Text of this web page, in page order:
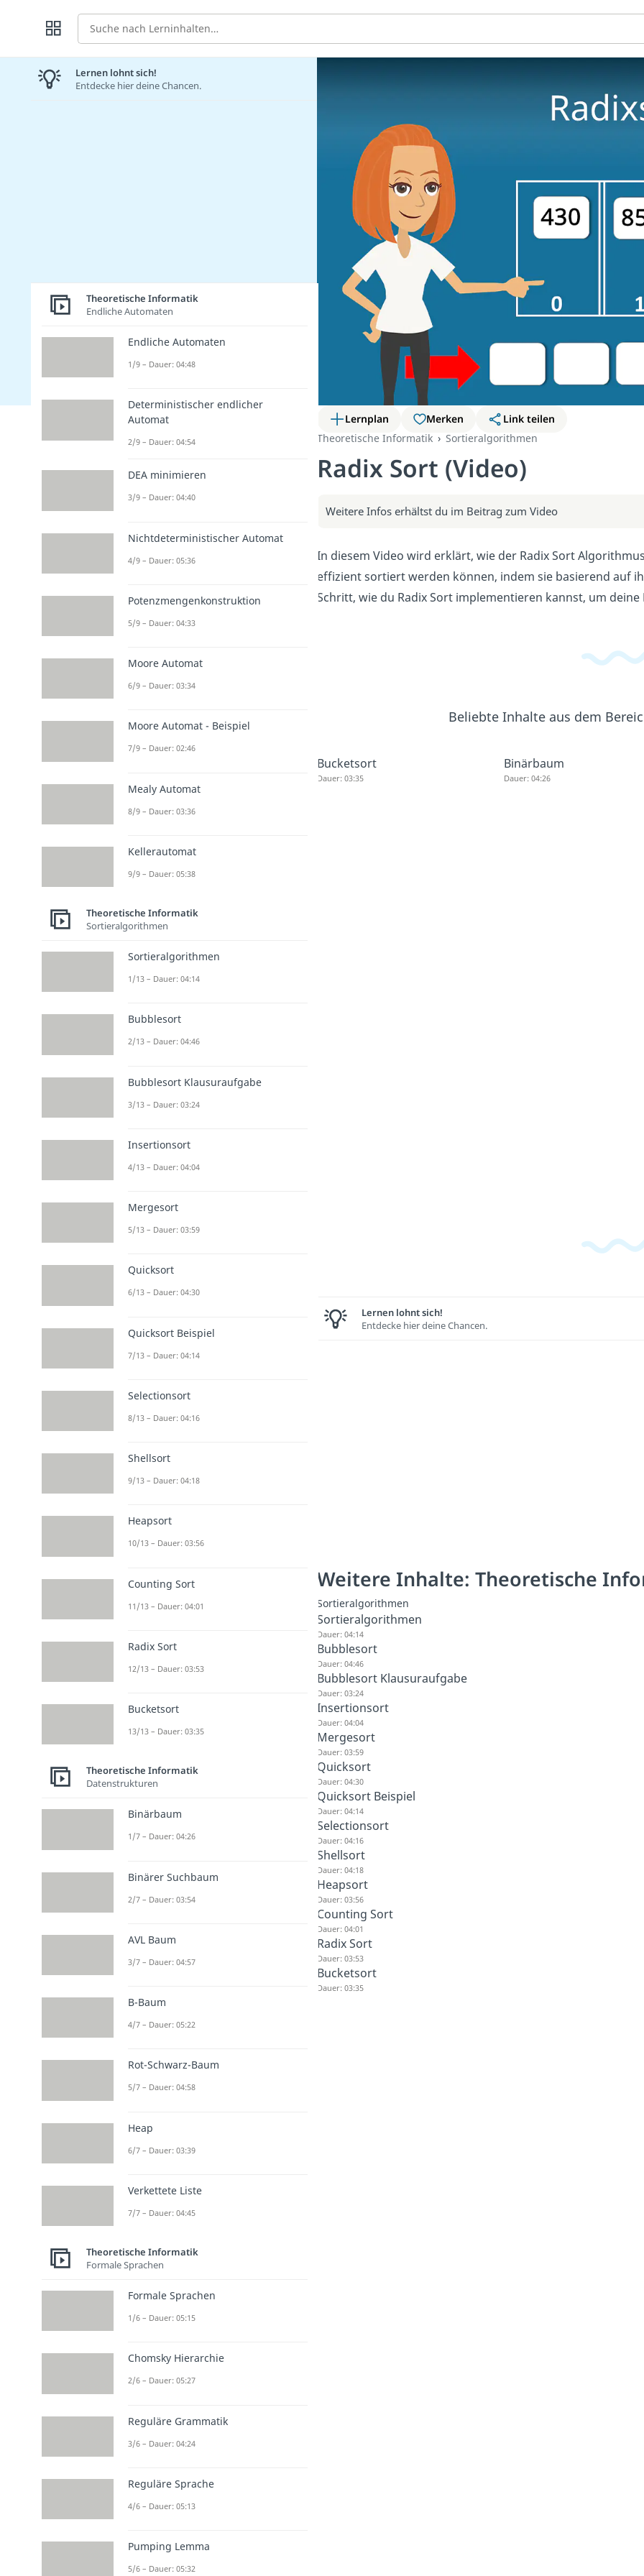
Suche
Lernplan Merken
Link teilen
Theoretische Informatik
Sortieralgorithmen
Radix Sort (Video)
Weitere Infos erhältst du im Beitrag zum Video
In diesem Video wird erklärt, wie der Radix Sort
effizient sortiert werden können, indem sie basierend auf
Schritt, wie du Radix Sort implementieren kannst, um
Beliebte Inhalte aus dem
Bucketsort
Dauer: 03:35
Binärbaum
Dauer: 04:26
Lernen lohnt sich!
Entdecke hier deine Chancen.
Weitere Inhalte: Theoretische
Sortieralgorithmen
Sortieralgorithmen
Dauer: 04:14
Bubblesort
Dauer: 04:46
Bubblesort Klausuraufgabe
Dauer: 03:24
Insertionsort
Dauer: 04:04
Mergesort
Dauer: 03:59
Quicksort
Dauer: 04:30
Quicksort Beispiel
Dauer: 04:14
Selectionsort
Dauer: 04:16
Shellsort
Dauer: 04:18
Heapsort
Dauer: 03:56
Counting Sort
Dauer: 04:01
Radix Sort
Dauer: 03:53
Bucketsort
Dauer: 03:35
Lernen lohnt sich!
Entdecke hier deine Chancen.
Theoretische Informatik
Endliche Automaten
Endliche Automaten
1/9 – Dauer: 04:48
Deterministischer endlicher
Automat
2/9 – Dauer: 04:54
DEA minimieren
3/9 – Dauer: 04:40
Nichtdeterministischer Automat
4/9 – Dauer: 05:36
Potenzmengenkonstruktion
5/9 – Dauer: 04:33
Moore Automat
6/9 – Dauer: 03:34
Moore Automat - Beispiel
7/9 – Dauer: 02:46
Mealy Automat
8/9 – Dauer: 03:36
Kellerautomat
9/9 – Dauer: 05:38
Theoretische Informatik
Sortieralgorithmen
Sortieralgorithmen
1/13 – Dauer: 04:14
Bubblesort
2/13 – Dauer: 04:46
Bubblesort Klausuraufgabe
3/13 – Dauer: 03:24
Insertionsort
4/13 – Dauer: 04:04
Mergesort
5/13 – Dauer: 03:59
Quicksort
6/13 – Dauer: 04:30
Quicksort Beispiel
7/13 – Dauer: 04:14
Selectionsort
8/13 – Dauer: 04:16
Shellsort
9/13 – Dauer: 04:18
Heapsort
10/13 – Dauer: 03:56
Counting Sort
11/13 – Dauer: 04:01
Radix Sort
12/13 – Dauer: 03:53
Bucketsort
13/13 – Dauer: 03:35
Theoretische Informatik
Datenstrukturen
Binärbaum
1/7 – Dauer: 04:26
Binärer Suchbaum
2/7 – Dauer: 03:54
AVL Baum
3/7 – Dauer: 04:57
B-Baum
4/7 – Dauer: 05:22
Rot-Schwarz-Baum
5/7 – Dauer: 04:58
Heap
6/7 – Dauer: 03:39
Verkettete Liste
7/7 – Dauer: 04:45
Theoretische Informatik
Formale Sprachen
Formale Sprachen
1/6 – Dauer: 05:15
Chomsky Hierarchie
2/6 – Dauer: 05:27
Reguläre Grammatik
3/6 – Dauer: 04:24
Reguläre Sprache
4/6 – Dauer: 05:13
Pumping Lemma
5/6 – Dauer: 05:32